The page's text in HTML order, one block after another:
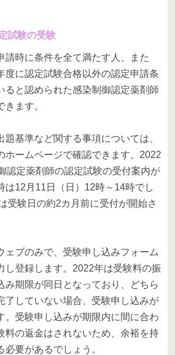
試験の受験
請時に条件を全て満たす人、また
度に認定試験合格以外の認定申請条
ると認められた感染制御認定薬剤師
ます。
題基準など関する事項については、
ホームページで確認できます。2022
認定薬剤師の認定試験の受付案内が
は12月11日（日）12時～14時でし
受験日の約2カ月前に受付が開始さ
ェブのみで、受験申し込みフォーム
し登録します。2022年は受験料の振
み期限が同日となっており、どちら
了していない場合、受験申し込みが
。受験申し込みが期限内に間に合わ
料の返金はされないため、余裕を持
必要があるでしょう。